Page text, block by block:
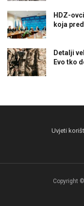
HDZ-
koja
Detalji
Evo tko
Uvjeti
Copyright